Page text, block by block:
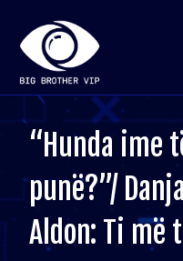
“Hunda ime
punë?”/
Aldon: Ti më